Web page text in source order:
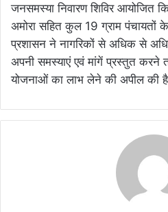
जनसमस्या निवारण शिविर आयोजित
अमोरा सहित कुल 19 ग्राम पंचायतों
प्रशासन ने नागरिकों से अधिक से
अपनी समस्याएं एवं मांगें प्रस्तुत करने
योजनाओं का लाभ लेने की अपील की